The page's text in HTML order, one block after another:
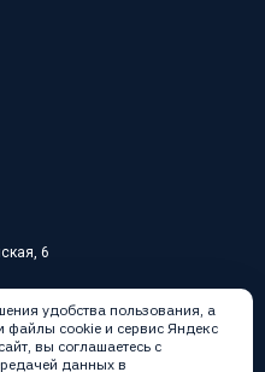
6
удобства пользования, а
файлы cookie и сервис Яндекс
вы соглашаетесь с
данных в